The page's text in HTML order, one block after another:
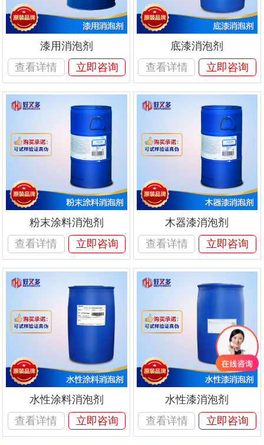
漆用消泡剂
查看详情
立即咨询
底漆消泡剂
查看详情
立即咨询
粉末涂料消泡剂
查看详情
立即咨询
木器漆消泡剂
查看详情
立即咨询
水性涂料消泡剂
查看详情
立即咨询
水性漆消泡剂
查看详情
立即咨询